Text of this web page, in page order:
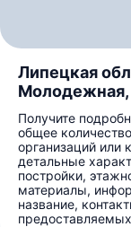
Липецкая
Молодежная,
Получите
общее
организаций или
детальные
постройки,
материалы,
название,